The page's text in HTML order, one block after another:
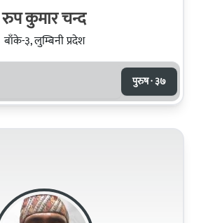
रुप कुमार चन्द
बाँके-३, लुम्बिनी प्रदेश
पुरुष · ३७